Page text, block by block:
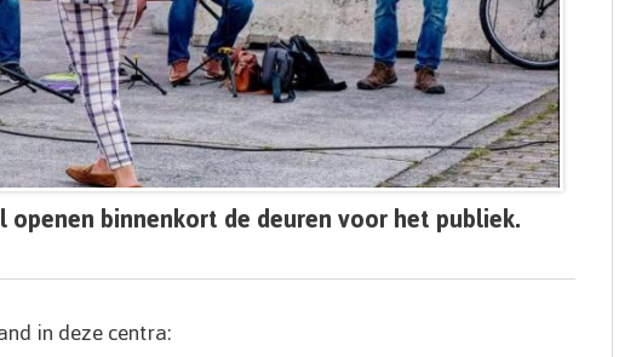
binnenkort de deuren voor het publiek.
in deze centra: